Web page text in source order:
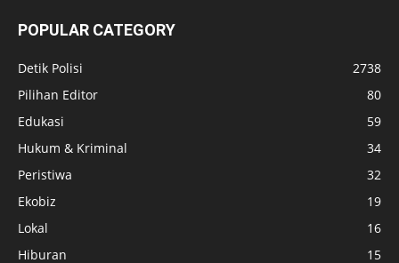
POPULAR CATEGORY
Detik Polisi
2738
Pilihan Editor
80
Edukasi
59
Hukum & Kriminal
34
Peristiwa
32
Ekobiz
19
Lokal
16
Hiburan
15